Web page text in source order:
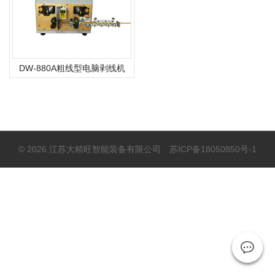
DW-880A粗线型电脑剥线机
© 2026 江苏大精旺智能装备有限公司 苏ICP备18050850号-1